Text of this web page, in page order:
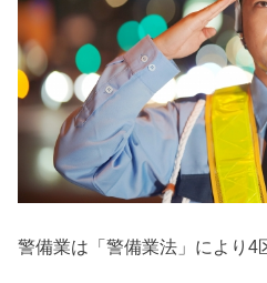
警備業は「警備業法」により4